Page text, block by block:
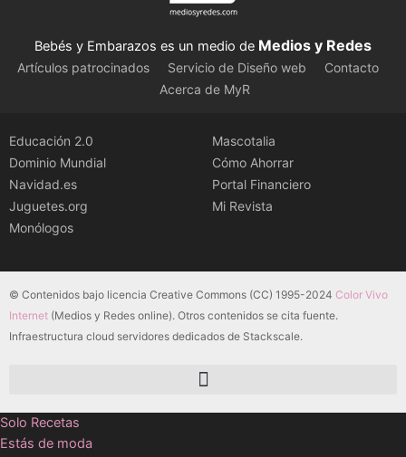
Bebés y Embarazos es un medio de Medios y Redes
Artículos patrocinados Servicio de Diseño web
Contacto
Acerca de MyR
Educación 2.0
Dominio Mundial
Navidad.es
Juguetes.org
Monólogos
Mascotalia
Cómo Ahorrar
Portal Financiero
Mi Revista
© Contenidos bajo licencia Creative Commons (CC) 1995-2024 Color Vivo
Internet (Medios y Redes online). Otros contenidos se cita fuente.
Infraestructura cloud servidores dedicados de Stackscale.
Solo Recetas
Estás de moda